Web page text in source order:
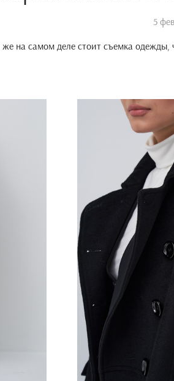
5
же на самом деле стоит съемка одежды,